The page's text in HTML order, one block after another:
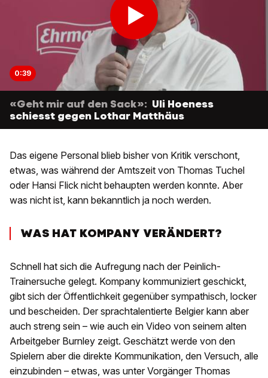
0:39
«Geht mir auf den Sack»: Uli Hoeness
schiesst gegen Lothar Matthäus
Das eigene Personal blieb bisher von Kritik verschont,
etwas, was während der Amtszeit von Thomas Tuchel
oder Hansi Flick nicht behaupten werden konnte. Aber
was nicht ist, kann bekanntlich ja noch werden.
WAS HAT KOMPANY VERÄNDERT?
Schnell hat sich die Aufregung nach der Peinlich-
Trainersuche gelegt. Kompany kommuniziert geschickt,
gibt sich der Öffentlichkeit gegenüber sympathisch, locker
und bescheiden. Der sprachtalentierte Belgier kann aber
auch streng sein – wie auch ein Video von seinem alten
Arbeitgeber Burnley zeigt. Geschätzt werde von den
Spielern aber die direkte Kommunikation, den Versuch, alle
einzubinden – etwas, was unter Vorgänger Thomas